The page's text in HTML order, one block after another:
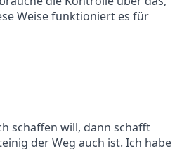
Weise funktioniert es für
schaffen will, dann schafft
der Weg auch ist. Ich habe